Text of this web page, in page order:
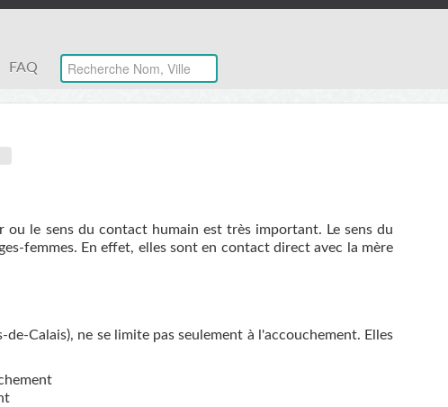
FAQ
ou le sens du contact humain est très important. Le sens du
femmes. En effet, elles sont en contact direct avec la mère
Calais), ne se limite pas seulement à l'accouchement. Elles